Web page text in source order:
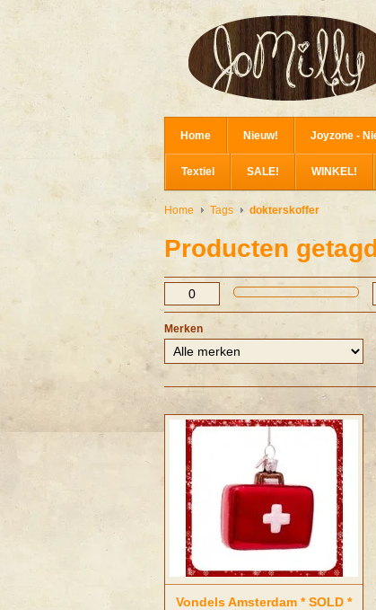
Home Nieuw! Joyzone -
Textiel SALE! WINKEL!
Home Tags dokterskoffer
Producten
Merken
Vondels Amsterdam * SOLD *